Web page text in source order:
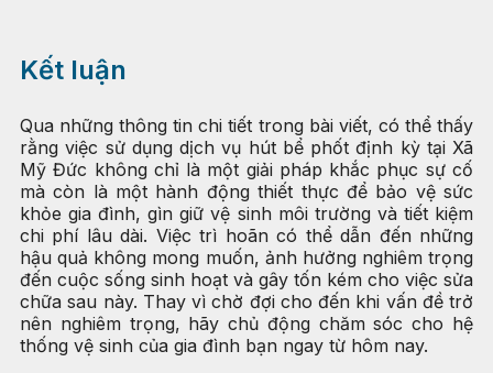
Kết luận
Qua những thông tin chi tiết trong bài viết, có thể thấy
rằng việc sử dụng dịch vụ hút bể phốt định kỳ tại Xã
Mỹ Đức không chỉ là một giải pháp khắc phục sự cố
mà còn là một hành động thiết thực để bảo vệ sức
khỏe gia đình, gìn giữ vệ sinh môi trường và tiết kiệm
chi phí lâu dài. Việc trì hoãn có thể dẫn đến những
hậu quả không mong muốn, ảnh hưởng nghiêm trọng
đến cuộc sống sinh hoạt và gây tốn kém cho việc sửa
chữa sau này. Thay vì chờ đợi cho đến khi vấn đề trở
nên nghiêm trọng, hãy chủ động chăm sóc cho hệ
thống vệ sinh của gia đình bạn ngay từ hôm nay.